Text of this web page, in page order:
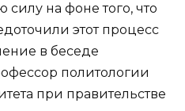
силу на фоне того, что
этот процесс
в беседе
политологии
при правительстве